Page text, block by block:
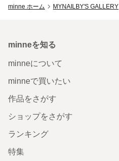
minne ホーム
MYNAILBY'S GALLERY
minneを知る
minneについて
minneで買いたい
作品をさがす
ショップをさがす
ランキング
特集